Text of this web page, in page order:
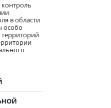
в области
особо